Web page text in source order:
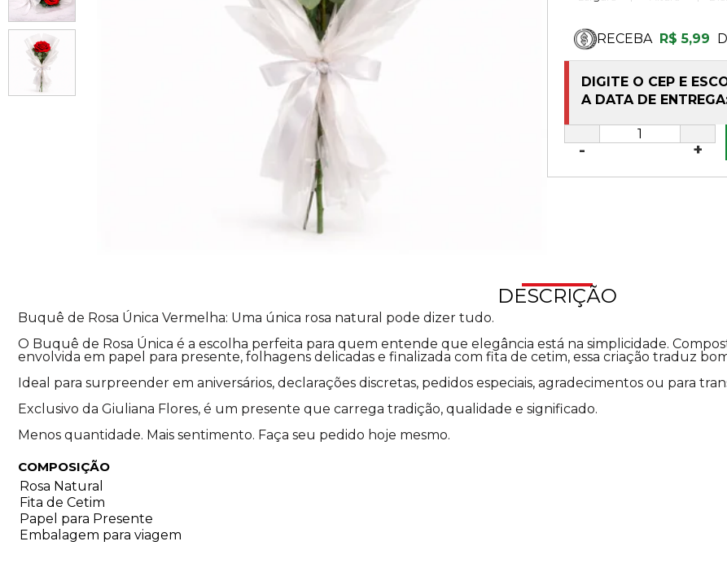
RECEBA R$ 5,99
DIGITE O CEP E
A DATA DE
+
-
DESCRIÇÃO
Buquê de Rosa Única Vermelha: Uma única rosa natural pode dizer tudo.
O Buquê de Rosa Única é a escolha perfeita para quem entende que elegância está na simplicidade.
envolvida em papel para presente, folhagens delicadas e finalizada com fita de cetim, essa criação traduz
Ideal para surpreender em aniversários, declarações discretas, pedidos especiais, agradecimentos ou para
Exclusivo da Giuliana Flores, é um presente que carrega tradição, qualidade e significado.
Menos quantidade. Mais sentimento. Faça seu pedido hoje mesmo.
COMPOSIÇÃO
Rosa Natural
Fita de Cetim
Papel para Presente
Embalagem para viagem